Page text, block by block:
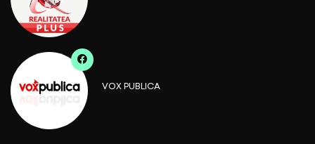
VOX PUBLICA